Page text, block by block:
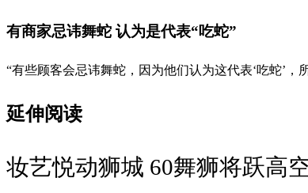
有商家忌讳舞蛇 认为是代表“吃蛇”
“有些顾客会忌讳舞蛇，因为他们认为这代表‘吃蛇’
延伸阅读
妆艺悦动狮城 60舞狮将跃高